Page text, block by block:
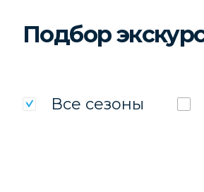
Подбор
Все сезоны